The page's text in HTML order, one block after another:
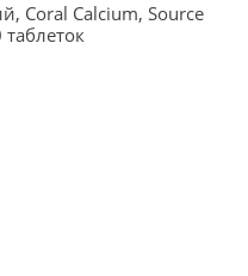
Coral Calcium, Source